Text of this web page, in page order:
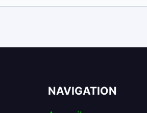
NAVIGATION